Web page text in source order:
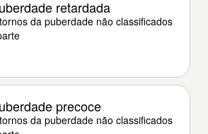
retardada
da puberdade não classificados
precoce
da puberdade não classificados